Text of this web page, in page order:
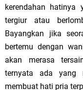
kerendahan
tergiur atau
Bayangkan jika
bertemu dengan
akan merasa
ternyata ada yang
membuat hati pria